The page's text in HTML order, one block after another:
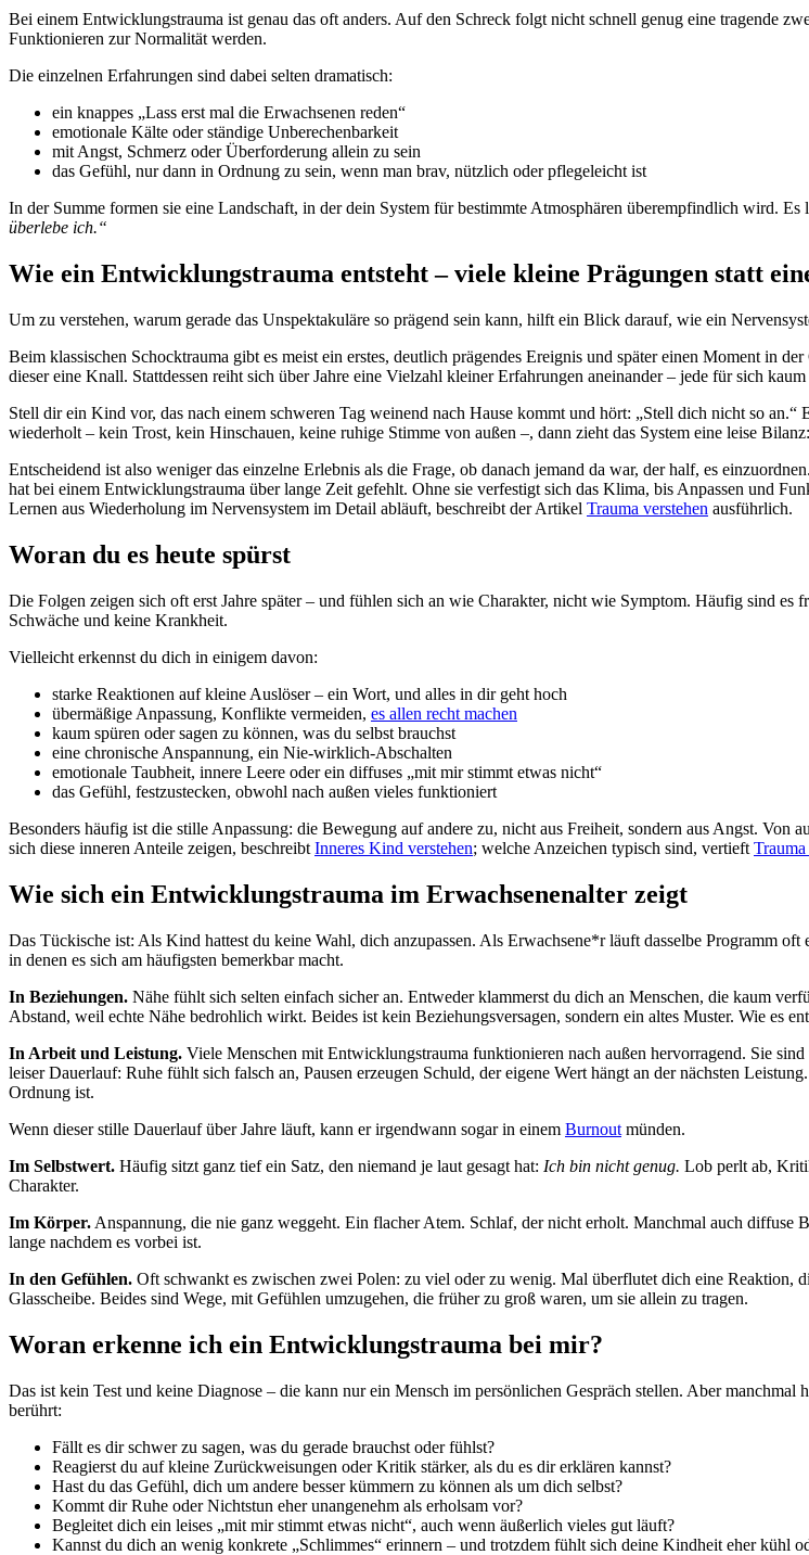
Bei einem Entwicklungstrauma ist genau das oft anders. Auf den Schreck folgt nicht schnell genug eine tragende
Funktionieren zur Normalität werden.
Die einzelnen Erfahrungen sind dabei selten dramatisch:
ein knappes „Lass erst mal die Erwachsenen reden“
emotionale Kälte oder ständige Unberechenbarkeit
mit Angst, Schmerz oder Überforderung allein zu sein
das Gefühl, nur dann in Ordnung zu sein, wenn man brav, nützlich oder pflegeleicht ist
In der Summe formen sie eine Landschaft, in der dein System für bestimmte Atmosphären überempfindlich wird. Es
überlebe ich.“
Wie ein Entwicklungstrauma entsteht – viele kleine Prägungen statt
Um zu verstehen, warum gerade das Unspektakuläre so prägend sein kann, hilft ein Blick darauf, wie ein
Beim klassischen Schocktrauma gibt es meist ein erstes, deutlich prägendes Ereignis und später einen Moment in
dieser eine Knall. Stattdessen reiht sich über Jahre eine Vielzahl kleiner Erfahrungen aneinander – jede für sich
Stell dir ein Kind vor, das nach einem schweren Tag weinend nach Hause kommt und hört: „Stell dich nicht so
wiederholt – kein Trost, kein Hinschauen, keine ruhige Stimme von außen –, dann zieht das System eine leise Bilanz:
Entscheidend ist also weniger das einzelne Erlebnis als die Frage, ob danach jemand da war, der half, es
hat bei einem Entwicklungstrauma über lange Zeit gefehlt. Ohne sie verfestigt sich das Klima, bis Anpassen und
Lernen aus Wiederholung im Nervensystem im Detail abläuft, beschreibt der Artikel Trauma verstehen ausführlich.
Woran du es heute spürst
Die Folgen zeigen sich oft erst Jahre später – und fühlen sich an wie Charakter, nicht wie Symptom. Häufig sind
Schwäche und keine Krankheit.
Vielleicht erkennst du dich in einigem davon:
starke Reaktionen auf kleine Auslöser – ein Wort, und alles in dir geht hoch
übermäßige Anpassung, Konflikte vermeiden, es allen recht machen
kaum spüren oder sagen zu können, was du selbst brauchst
eine chronische Anspannung, ein Nie-wirklich-Abschalten
emotionale Taubheit, innere Leere oder ein diffuses „mit mir stimmt etwas nicht“
das Gefühl, festzustecken, obwohl nach außen vieles funktioniert
Besonders häufig ist die stille Anpassung: die Bewegung auf andere zu, nicht aus Freiheit, sondern aus Angst. Von
sich diese inneren Anteile zeigen, beschreibt Inneres Kind verstehen; welche Anzeichen typisch sind, vertieft
Wie sich ein Entwicklungstrauma im Erwachsenenalter zeigt
Das Tückische ist: Als Kind hattest du keine Wahl, dich anzupassen. Als Erwachsene*r läuft dasselbe Programm
in denen es sich am häufigsten bemerkbar macht.
In Beziehungen. Nähe fühlt sich selten einfach sicher an. Entweder klammerst du dich an Menschen, die kaum
Abstand, weil echte Nähe bedrohlich wirkt. Beides ist kein Beziehungsversagen, sondern ein altes Muster. Wie es
In Arbeit und Leistung. Viele Menschen mit Entwicklungstrauma funktionieren nach außen hervorragend. Sie
leiser Dauerlauf: Ruhe fühlt sich falsch an, Pausen erzeugen Schuld, der eigene Wert hängt an der nächsten
Ordnung ist.
Wenn dieser stille Dauerlauf über Jahre läuft, kann er irgendwann sogar in einem Burnout münden.
Im Selbstwert. Häufig sitzt ganz tief ein Satz, den niemand je laut gesagt hat: Ich bin nicht genug. Lob perlt ab,
Charakter.
Im Körper. Anspannung, die nie ganz weggeht. Ein flacher Atem. Schlaf, der nicht erholt. Manchmal auch
lange nachdem es vorbei ist.
In den Gefühlen. Oft schwankt es zwischen zwei Polen: zu viel oder zu wenig. Mal überflutet dich eine Reaktion,
Glasscheibe. Beides sind Wege, mit Gefühlen umzugehen, die früher zu groß waren, um sie allein zu tragen.
Woran erkenne ich ein Entwicklungstrauma bei mir?
Das ist kein Test und keine Diagnose – die kann nur ein Mensch im persönlichen Gespräch stellen. Aber
berührt:
Fällt es dir schwer zu sagen, was du gerade brauchst oder fühlst?
Reagierst du auf kleine Zurückweisungen oder Kritik stärker, als du es dir erklären kannst?
Hast du das Gefühl, dich um andere besser kümmern zu können als um dich selbst?
Kommt dir Ruhe oder Nichtstun eher unangenehm als erholsam vor?
Begleitet dich ein leises „mit mir stimmt etwas nicht“, auch wenn äußerlich vieles gut läuft?
Kannst du dich an wenig konkrete „Schlimmes“ erinnern – und trotzdem fühlt sich deine Kindheit eher kühl